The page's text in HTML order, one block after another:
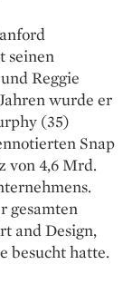
seinen
Reggie
wurde er
(35)
Snap
von 4,6 Mrd.
gesamten
and Design,
besucht hatte.